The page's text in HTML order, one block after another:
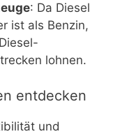
: Da Diesel
ist als Benzin,
lohnen.
entdecken
und